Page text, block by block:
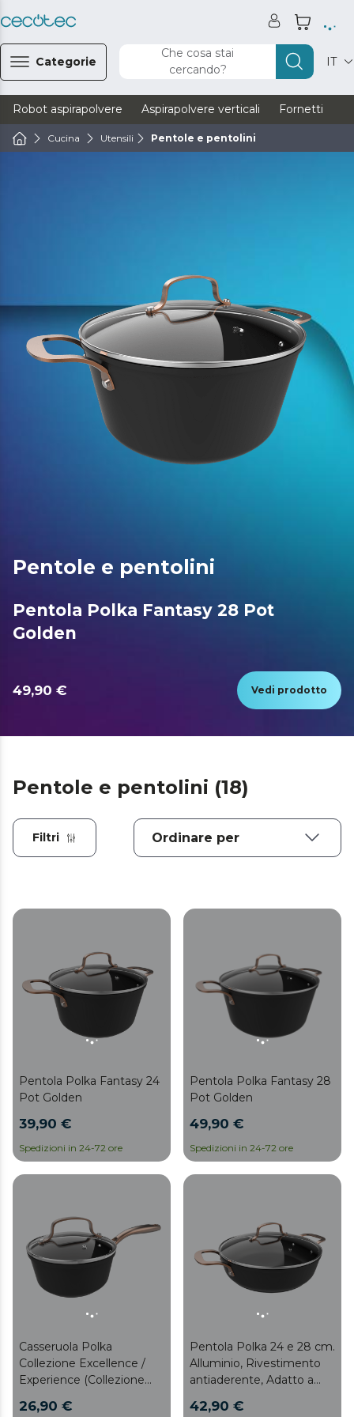
Categorie
Che cosa stai
cercando?
IT
Robot aspirapolvere Aspirapolvere verticali Fornetti
Cucina Utensili Pentole e pentolini
Pentole e pentolini
Pentola Polka Fantasy 28 Pot
Golden
49,90 € Vedi prodotto
Pentole e pentolini (18)
Filtri
Pentola Polka Fantasy 24
Pot Golden
39,90 €
Spedizioni in 24-72 ore
Pentola Polka Fantasy 28
Pot Golden
49,90 €
Spedizioni in 24-72 ore
Casseruola Polka
Collezione Excellence /
Experience (Collezione
26,90 €
Pentola Polka 24 e 28 cm.
Alluminio, Rivestimento
antiaderente, Adatto a
lavastoviglie, Fondo
42,90 €